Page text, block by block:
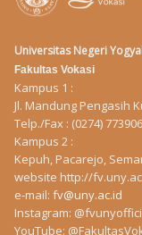
Universitas Negeri
Fakultas Vokasi
Kampus 1 :
Jl. Mandung Pengasih
Telp./Fax : (0274)
Kampus 2 :
Kepuh, Pacarejo,
website http://
e-mail:fv@uny.ac.id
Instagram:
YouTube: